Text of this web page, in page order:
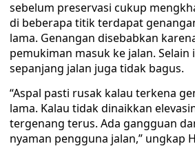
sebelum preservasi cukup
di beberapa titik terdapat
lama. Genangan disebabkan
pemukiman masuk ke jalan. Selain
sepanjang jalan juga tidak bagus.
“Aspal pasti rusak kalau terkena
lama. Kalau tidak dinaikkan
tergenang terus. Ada gangguan
nyaman pengguna jalan,” ungkap